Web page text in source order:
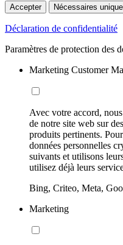
Accepter Nécessaires
Déclaration de confidentialité
Paramètres de protection des
Marketing Customer
Avec votre accord,
de notre site web sur
produits pertinents.
données personnelles
suivants et utilisons
utilisez déjà leurs
Bing, Criteo, Meta,
Marketing